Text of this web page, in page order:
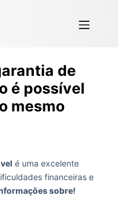
de
é possível
mesmo
é uma excelente
financeiras e
sobre!